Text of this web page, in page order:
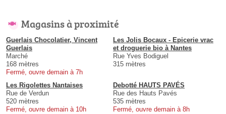
Magasins à proximité
Guerlais Chocolatier, Vincent
Guerlais
Marché
168 mètres
Fermé, ouvre demain à 7h
Les Jolis Bocaux - Epicerie vrac
et droguerie bio à Nantes
Rue Yves Bodiguel
315 mètres
Les Rigolettes Nantaises
Rue de Verdun
520 mètres
Fermé, ouvre demain à 10h
Debotté HAUTS PAVÉS
Rue des Hauts Pavés
535 mètres
Fermé, ouvre demain à 8h